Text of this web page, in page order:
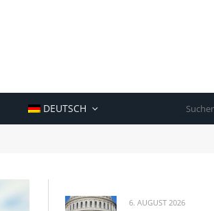
DEUTSCH
6. AUGUST 2026